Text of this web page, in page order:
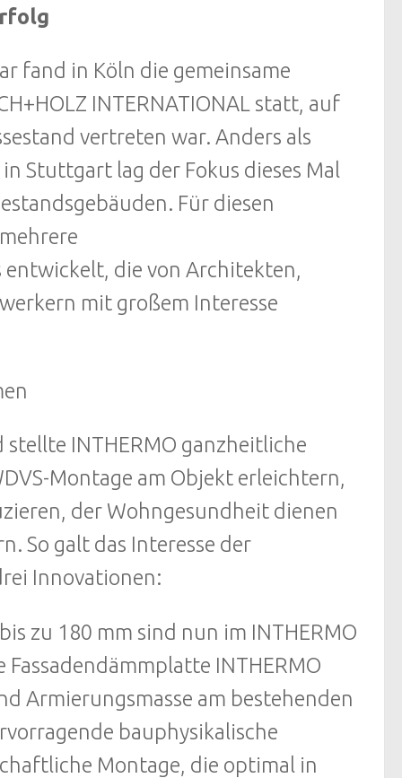
fand in Köln die gemeinsame
INTERNATIONAL statt, auf
vertreten war. Anders als
Stuttgart lag der Fokus dieses Mal
Für diesen
die von Architekten,
mit großem Interesse
INTHERMO ganzheitliche
Montage am Objekt erleichtern,
der Wohngesundheit dienen
So galt das Interesse der
Innovationen:
zu 180 mm sind nun im INTHERMO
INTHERMO
Armierungsmasse am bestehenden
bauphysikalische
Montage, die optimal in